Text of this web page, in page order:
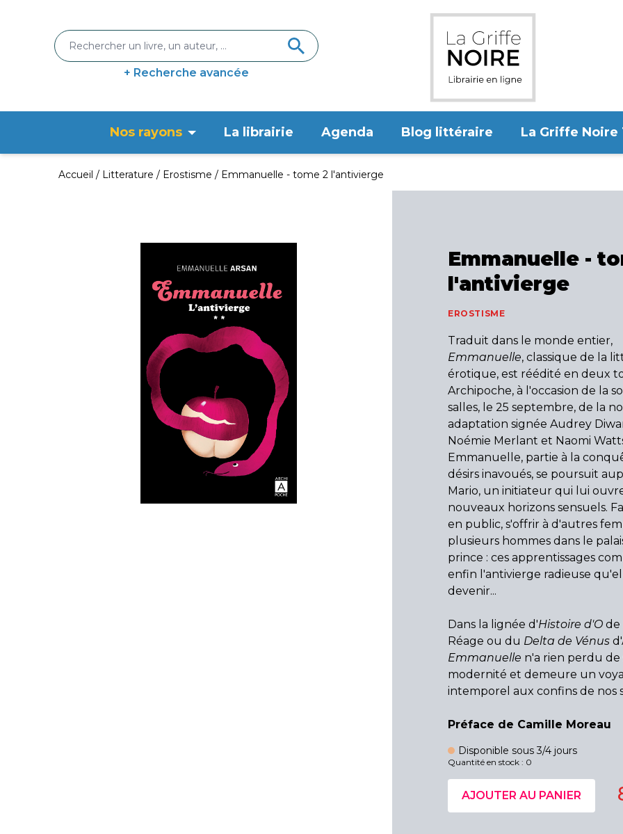
+ Recherche avancée
Nos rayons La librairie Agenda Blog littéraire La Griffe Noire
Accueil Litterature Erostisme Emmanuelle - tome 2 l'antivierge
Emmanuelle -
l'antivierge
EROSTISME
Traduit dans le monde entier,
Emmanuelle, classique de la
érotique, est réédité en deux
Archipoche, à l'occasion de la
salles, le 25 septembre, de la
adaptation signée Audrey
Noémie Merlant et Naomi
Emmanuelle, partie à la
désirs inavoués, se poursuit
Mario, un initiateur qui lui
nouveaux horizons sensuels.
en public, s'offrir à d'autres
plusieurs hommes dans le
prince : ces apprentissages
enfin l'antivierge radieuse
devenir...
Dans la lignée d'Histoire d'O de
Réage ou du Delta de Vénus
Emmanuelle n'a rien perdu de
modernité et demeure un
intemporel aux confins de nos
Préface de Camille Moreau
Disponible sous 3/4 jours
Quantité en stock : 0
AJOUTER AU PANIER